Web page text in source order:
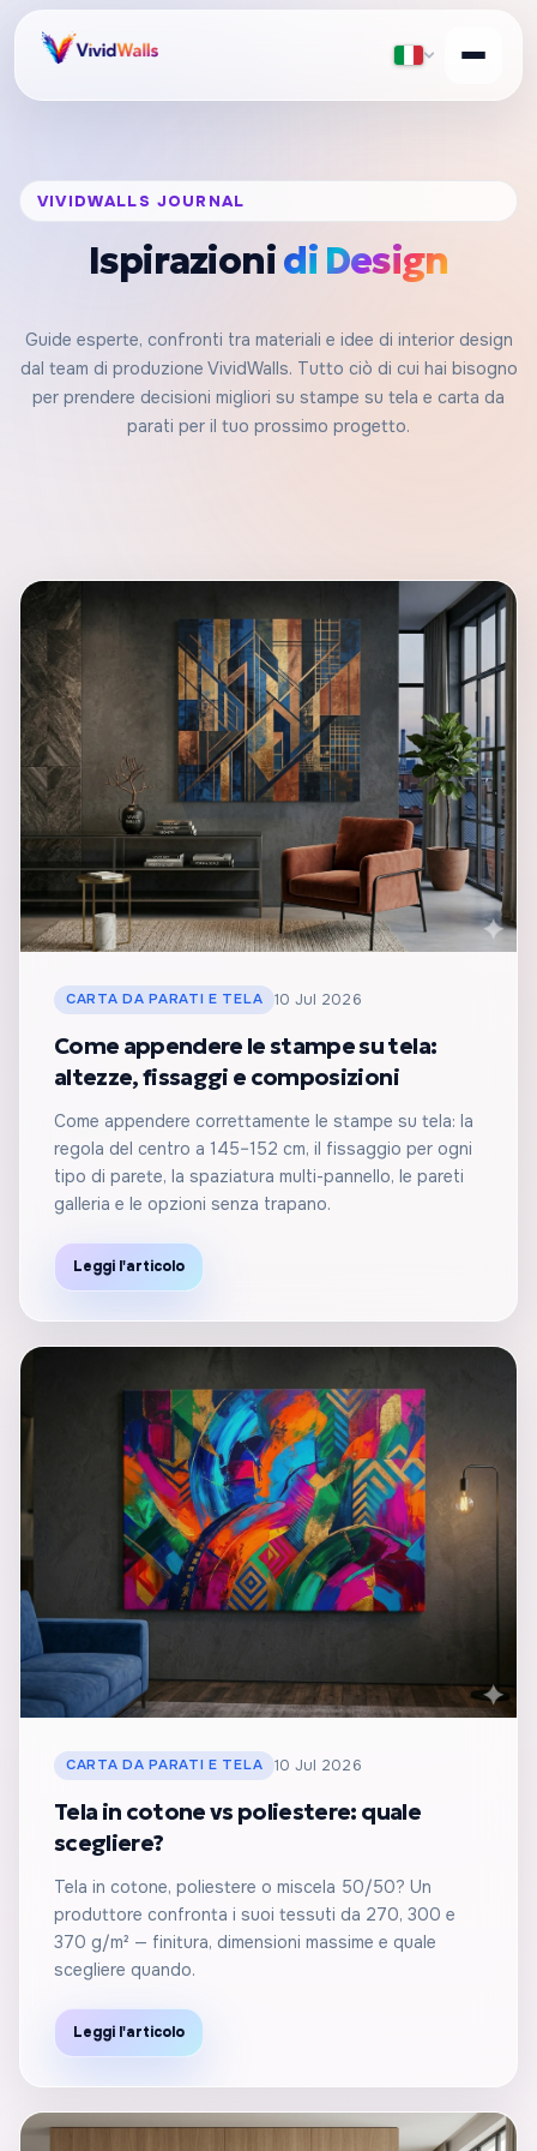
VIVIDWALLS JOURNAL
Ispirazionidi Design
Guide esperte, confronti tra materiali e idee di interior design
dal team di produzione VividWalls. Tutto ciò di cui hai bisogno
per prendere decisioni migliori su stampe su tela e carta da
parati per il tuo prossimo progetto.
CARTA DA PARATI E TELA 10 Jul 2026
Come appendere le stampe su tela:
altezze, fissaggi e composizioni
Come appendere correttamente le stampe su tela: la
regola del centro a 145–152 cm, il fissaggio per ogni
tipo di parete, la spaziatura multi-pannello, le pareti
galleria e le opzioni senza trapano.
Leggi l'articolo
CARTA DA PARATI E TELA 10 Jul 2026
Tela in cotone vs poliestere: quale
scegliere?
Tela in cotone, poliestere o miscela 50/50? Un
produttore confronta i suoi tessuti da 270, 300 e
370 g/m² — finitura, dimensioni massime e quale
scegliere quando.
Leggi l'articolo